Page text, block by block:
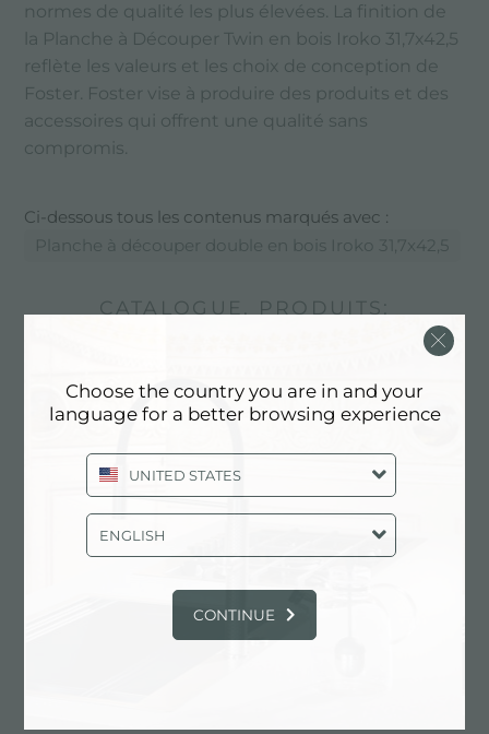
normes de qualité les plus élevées. La finition de
la Planche à Découper Twin en bois Iroko 31,7x42,5
reflète les valeurs et les choix de conception de
Foster. Foster vise à produire des produits et des
accessoires qui offrent une qualité sans
compromis.
Ci-dessous tous les contenus marqués avec :
Planche à découper double en bois Iroko 31,7x42,5
CATALOGUE, PRODUITS:
PLANCHE À DÉCOUPER DOUBLE
Choose the country you are in and your
language for a better browsing experience
UNITED STATES
ENGLISH
CONTINUE